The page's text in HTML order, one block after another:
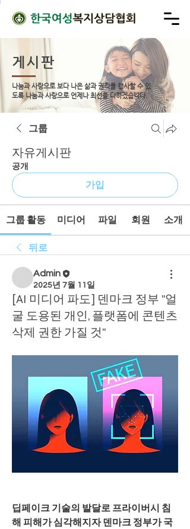
게시판
나눔과 사랑으로 보다 나은 삶과 권리를 행사할 수 있
도록 나눔과 사랑으로 언제나 최선을 다하겠습니다.
그룹
자유게시판
공개
가입
그룹 활동 미디어 파일 회원 소개
뒤로
Admin
2025년 7월 11일
[AI 미디어 파도] 덴마크 정부 "얼
굴 도용된 개인, 플랫폼에 콘텐츠
삭제 권한 가질 것"
딥페이크 기술의 발달로 프라이버시 침
해 피해가 심각해지자 덴마크 정부가 국